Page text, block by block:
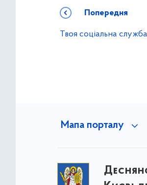
Попередня
Твоя соціальна
Мапа порталу